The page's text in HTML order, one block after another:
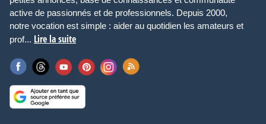
active de passionnés et de professionnels. Depuis 2000,
notre vocation est simple : aider au quotidien les amateurs et
prof... Lire la suite